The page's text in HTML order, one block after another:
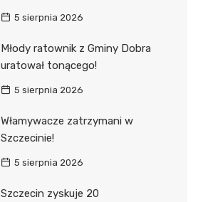
5 sierpnia 2026
Młody ratownik z Gminy Dobra
uratował tonącego!
5 sierpnia 2026
Włamywacze zatrzymani w
Szczecinie!
5 sierpnia 2026
Szczecin zyskuje 20